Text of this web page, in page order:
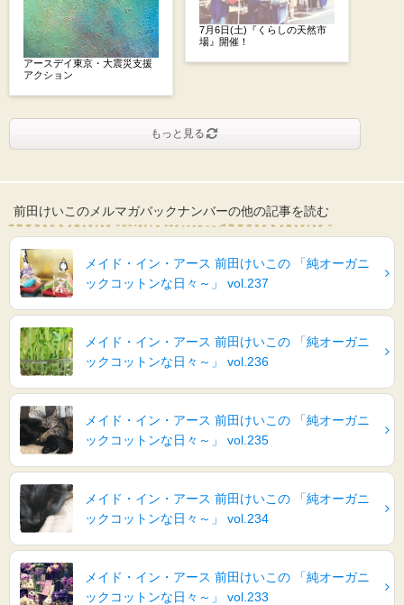
アースデイ東京・大震災支援
アクション
7月6日(土)『くらしの天然市
場』開催！
もっと見る
前田けいこのメルマガバックナンバーの他の記事を読む
メイド・イン・アース 前田けいこの 「純オーガニ
ックコットンな日々～」 vol.237
メイド・イン・アース 前田けいこの 「純オーガニ
ックコットンな日々～」 vol.236
メイド・イン・アース 前田けいこの 「純オーガニ
ックコットンな日々～」 vol.235
メイド・イン・アース 前田けいこの 「純オーガニ
ックコットンな日々～」 vol.234
メイド・イン・アース 前田けいこの 「純オーガニ
ックコットンな日々～」 vol.233